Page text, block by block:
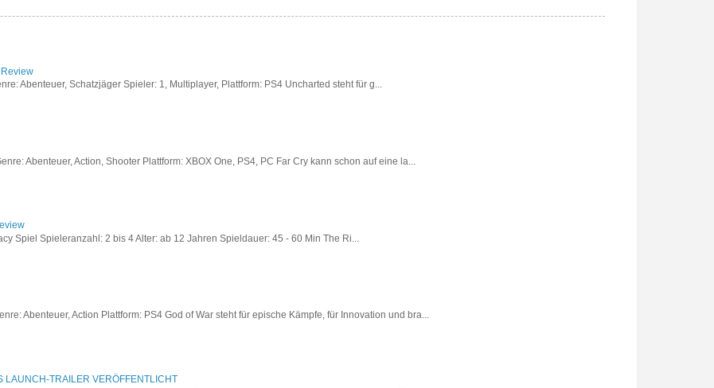
Review
Abenteuer, Schatzjäger Spieler: 1, Multiplayer, Plattform: PS4 Uncharted steht für g...
Abenteuer, Action, Shooter Plattform: XBOX One, PS4, PC Far Cry kann schon auf eine la...
Spiel Spieleranzahl: 2 bis 4 Alter: ab 12 Jahren Spieldauer: 45 - 60 Min The Ri...
Abenteuer, Action Plattform: PS4 God of War steht für epische Kämpfe, für Innovation und bra...
LAUNCH-TRAILER VERÖFFENTLICHT